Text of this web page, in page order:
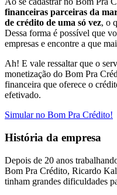
financeiras parceiras da
de crédito de uma só vez, o
Dessa forma é possível que
empresas e encontre a que
Ah! E vale ressaltar que o
monetização do Bom Pra
financeira que oferece o
efetivado.
Simular no Bom Pra Crédito!
História da empresa
Depois de 20 anos
Bom Pra Crédito, Ricardo
tinham grandes dificuldades